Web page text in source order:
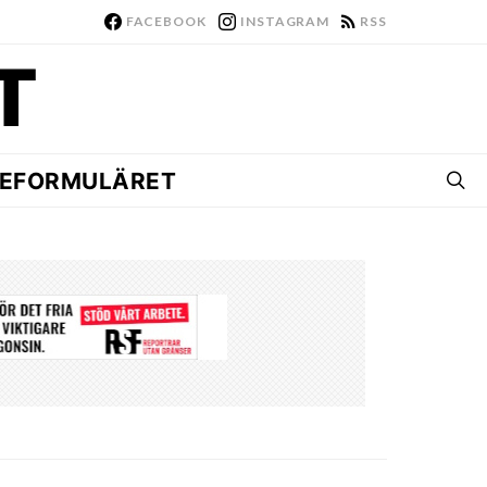
FACEBOOK INSTAGRAM RSS